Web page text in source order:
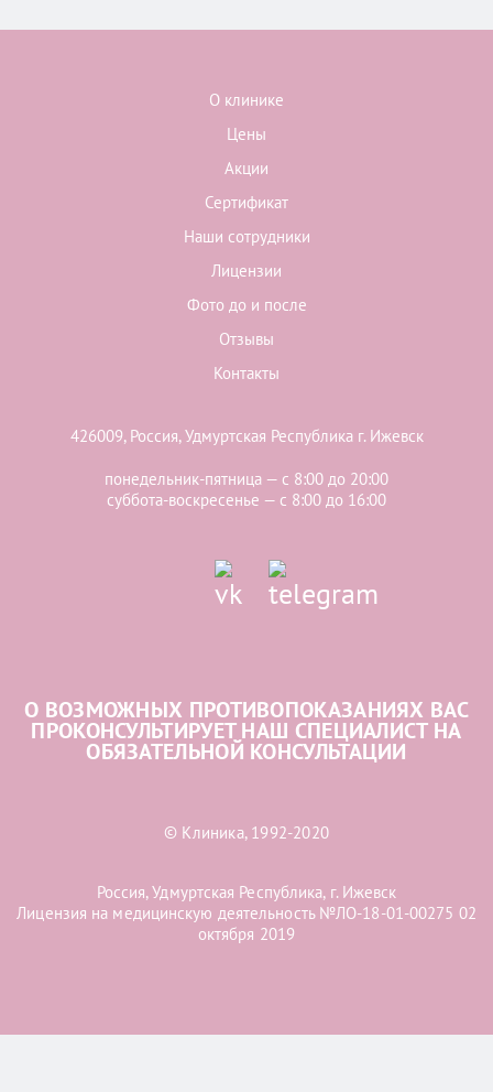
О клинике
Цены
Акции
Сертификат
Наши сотрудники
Лицензии
Фото до и после
Отзывы
Контакты
426009, Россия, Удмуртская Республика г. Ижевск
понедельник-пятница — с 8:00 до 20:00
суббота-воскресенье — с 8:00 до 16:00
О ВОЗМОЖНЫХ ПРОТИВОПОКАЗАНИЯХ ВАС
ПРОКОНСУЛЬТИРУЕТ НАШ СПЕЦИАЛИСТ НА
ОБЯЗАТЕЛЬНОЙ КОНСУЛЬТАЦИИ
© Клиника, 1992-2020
Россия, Удмуртская Республика, г. Ижевск
Лицензия на медицинскую деятельность №ЛО-18-01-00275 02
октября 2019